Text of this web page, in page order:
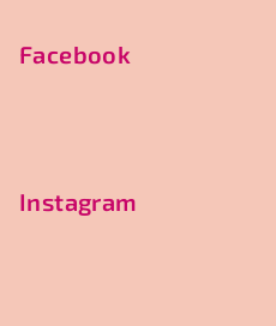
Facebook
Instagram